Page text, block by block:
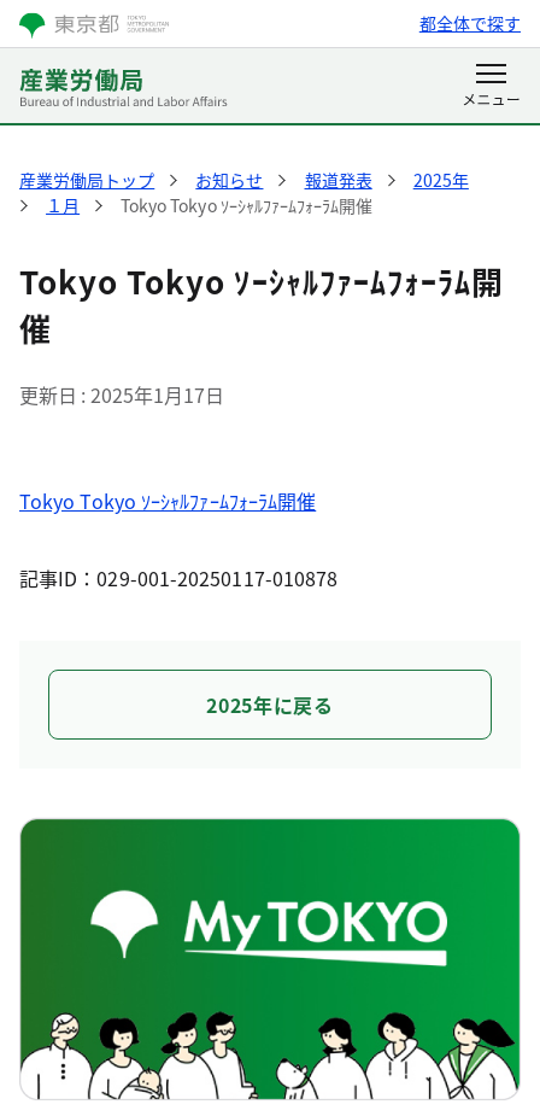
都全体で探す
産業労働局トップ お知らせ 報道発表
2025年
１月
Tokyo Tokyo ｿｰｼｬﾙﾌｧｰﾑﾌｫｰﾗﾑ開催
Tokyo Tokyo ｿｰｼｬﾙﾌｧｰﾑﾌｫｰﾗﾑ開
催
更新日 2025年1月17日
Tokyo Tokyo ｿｰｼｬﾙﾌｧｰﾑﾌｫｰﾗﾑ開催
記事ID：029-001-20250117-010878
2025年に戻る